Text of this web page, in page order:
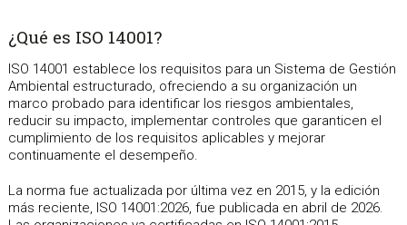
¿Qué es ISO 14001?
ISO 14001 establece los requisitos para un Sistema de Gestión
Ambiental estructurado, ofreciendo a su organización un
marco probado para identificar los riesgos ambientales,
reducir su impacto, implementar controles que garanticen el
cumplimiento de los requisitos aplicables y mejorar
continuamente el desempeño.
La norma fue actualizada por última vez en 2015, y la edición
más reciente, ISO 14001:2026, fue publicada en abril de 2026.